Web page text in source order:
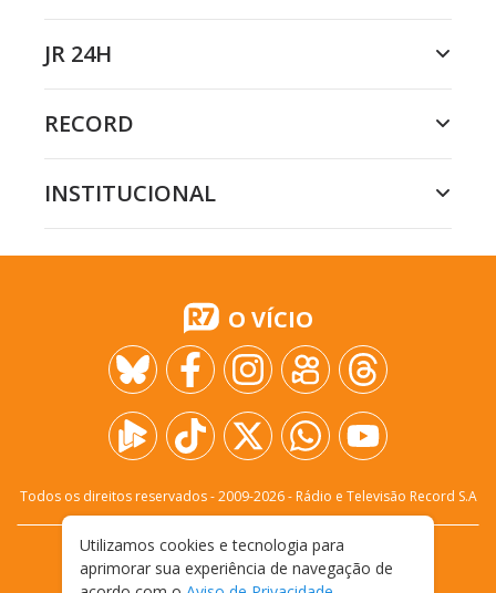
JR 24H
RECORD
INSTITUCIONAL
O VÍCIO
Todos os direitos reservados - 2009-2026- Rádio e Televisão Record S.A
FALE CONOSCO
PRIVACIDADE
TERMOS E CONDIÇÕES DE USO
Utilizamos cookies e tecnologia para
aprimorar sua experiência de navegação de